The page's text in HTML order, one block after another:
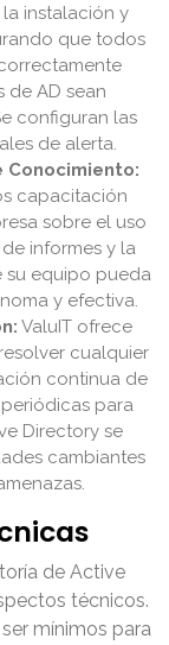
instalación y
que todos
de AD sean
configuran las
de alerta.
Conocimiento:
capacitación
sobre el uso
informes y la
su equipo pueda
y efectiva.
ValuIT ofrece
cualquier
continua de
para
Directory se
cambiantes
de Active
técnicos.
mínimos para